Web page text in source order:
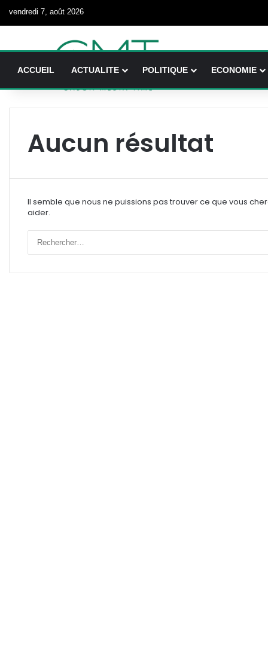
vendredi 7, août 2026
ACCUEIL ACTUALITE POLITIQUE ECONOMIE
Aucun résultat
Il semble que nous ne puissions pas trouver ce que vous
aider.